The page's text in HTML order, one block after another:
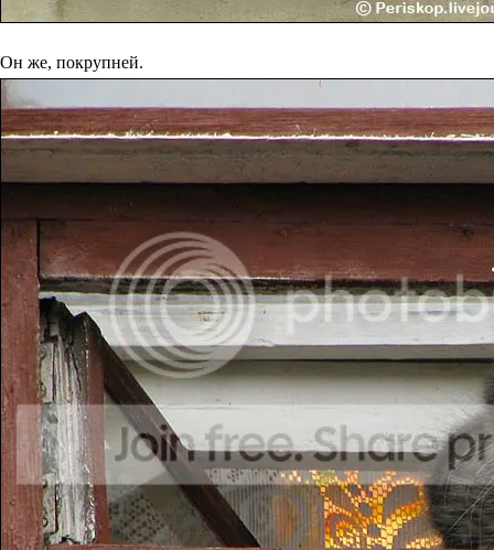
Он же, покрупней.